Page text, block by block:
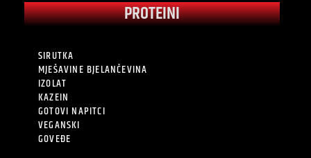
PROTEINI
SIRUTKA
MJEŠAVINE BJELANČEVINA
IZOLAT
KAZEIN
GOTOVI NAPITCI
VEGANSKI
GOVEĐE